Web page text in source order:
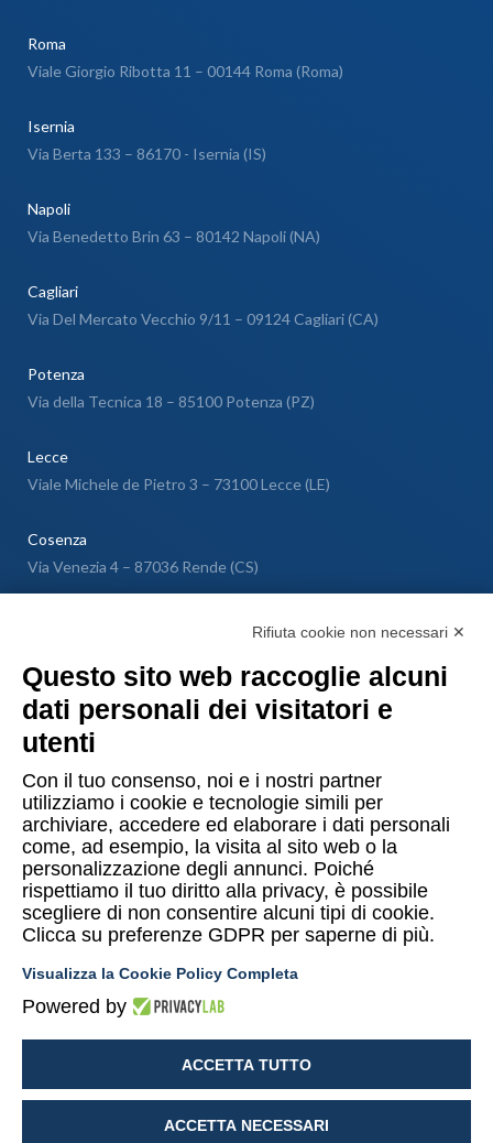
Roma
Viale Giorgio Ribotta 11 – 00144 Roma (Roma)
Isernia
Via Berta 133 – 86170 - Isernia (IS)
Napoli
Via Benedetto Brin 63 – 80142 Napoli (NA)
Cagliari
Via Del Mercato Vecchio 9/11 – 09124 Cagliari (CA)
Potenza
Via della Tecnica 18 – 85100 Potenza (PZ)
Lecce
Viale Michele de Pietro 3 – 73100 Lecce (LE)
Cosenza
Via Venezia 4 – 87036 Rende (CS)
Lugano
Copyright © 2015-2026 Uomo & Ambiente S.r.l. Società Benefit
PI/CF 10874480014
Privacy Policy UeA
Termini e condizioni Shop UeA
Cookies policy
Mappa del sito
Rifiuta cookie non necessari ✕
Questo sito web raccoglie alcuni
dati personali dei visitatori e
utenti
Con il tuo consenso, noi e i nostri partner
utilizziamo i cookie e tecnologie simili per
archiviare, accedere ed elaborare i dati personali
come, ad esempio, la visita al sito web o la
personalizzazione degli annunci. Poiché
rispettiamo il tuo diritto alla privacy, è possibile
scegliere di non consentire alcuni tipi di cookie.
Clicca su preferenze GDPR per saperne di più.
Visualizza la Cookie Policy Completa
Powered by
ACCETTA TUTTO
ACCETTA NECESSARI